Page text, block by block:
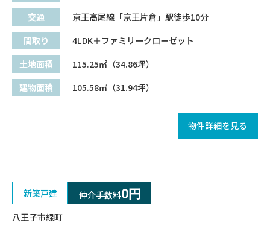
交通
京王高尾線「京王片倉」駅徒歩10分
間取り
4LDK＋ファミリークローゼット
土地面積
115.25㎡（34.86坪）
建物面積
105.58㎡（31.94坪）
物件詳細を見る
新築戸建 仲介手数料0円
八王子市緑町